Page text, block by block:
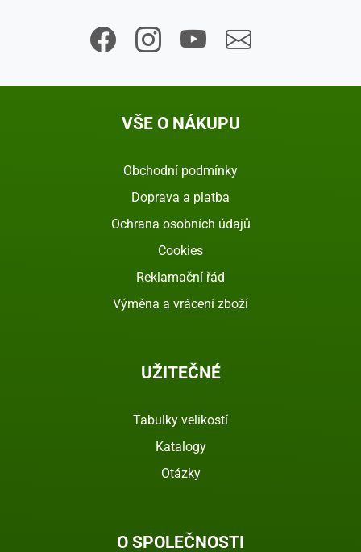
VŠE O NÁKUPU
Obchodní podmínky
Doprava a platba
Ochrana osobních údajů
Cookies
Reklamační řád
Výměna a vrácení zboží
UŽITEČNÉ
Tabulky velikostí
Katalogy
Otázky
O SPOLEČNOSTI